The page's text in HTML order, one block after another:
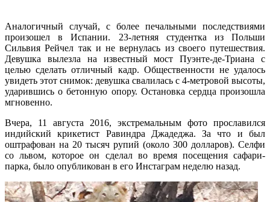
Аналогичный случай, с более печальными последствиями
произошел в Испании. 23-летняя студентка из Польши
Сильвия Рейчел так и не вернулась из своего путешествия.
Девушка вылезла на известный мост Пуэнте-де-Триана с
целью сделать отличный кадр. Общественности не удалось
увидеть этот снимок: девушка свалилась с 4-метровой высоты,
ударившись о бетонную опору. Остановка сердца произошла
мгновенно.
Вчера, 11 августа 2016, экстремальным фото прославился
индийский крикетист Равиндра Джадеджа. За что и был
оштрафован на 20 тысяч рупий (около 300 долларов). Селфи
со львом, которое он сделал во время посещения сафари-
парка, было опубликован в его Инстаграм неделю назад.